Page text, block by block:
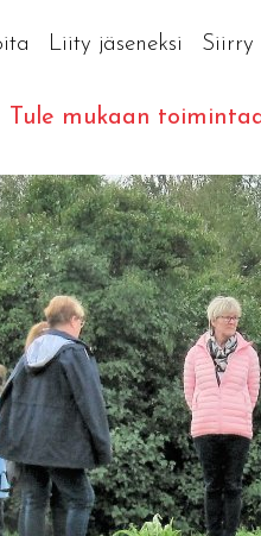
Liity jäseneksi Siirry
Tule mukaan